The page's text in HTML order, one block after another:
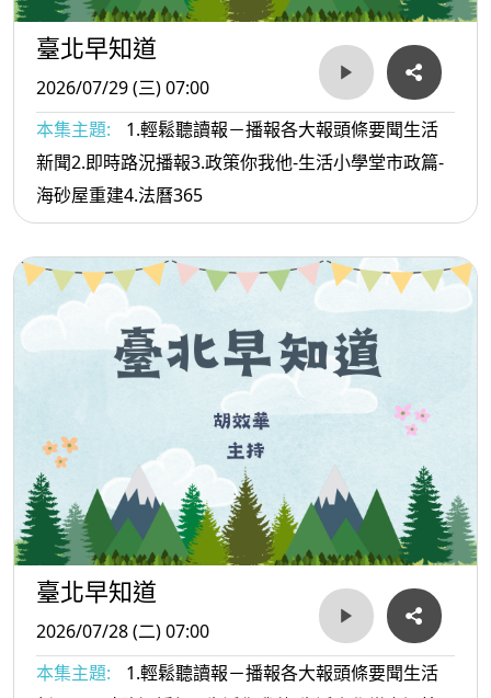
臺北早知道
2026/07/29 (三) 07:00
本集主題:
1.輕鬆聽讀報－播報各大報頭條要聞生活
新聞2.即時路況播報3.政策你我他-生活小學堂市政篇-
海砂屋重建4.法曆365
臺北早知道
2026/07/28 (二) 07:00
本集主題:
1.輕鬆聽讀報－播報各大報頭條要聞生活